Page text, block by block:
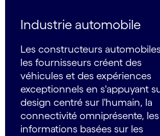
Industrie automobile
Les constructeurs
les fournisseurs créent des
véhicules et des expériences
exceptionnels en s'appuyant
design centré sur l'humain, la
connectivité omniprésente, les
informations basées sur les